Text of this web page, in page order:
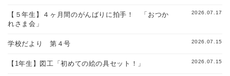
【５年生】４ヶ月間のがんばりに拍手！ 「おつか
れさま会」
2026.07.17
学校だより 第４号 2026.07.15
【1年生】図工「初めての絵の具セット！」 2026.07.15